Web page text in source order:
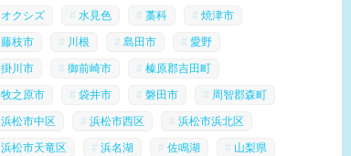
オクシズ 水見色 藁科 焼津市
藤枝市 川根 島田市 愛野
掛川市 御前崎市 榛原郡吉田町
牧之原市 袋井市 磐田市 周智郡森町
浜松市中区 浜松市西区 浜松市浜北区
浜松市天竜区 浜名湖 佐鳴湖 山梨県